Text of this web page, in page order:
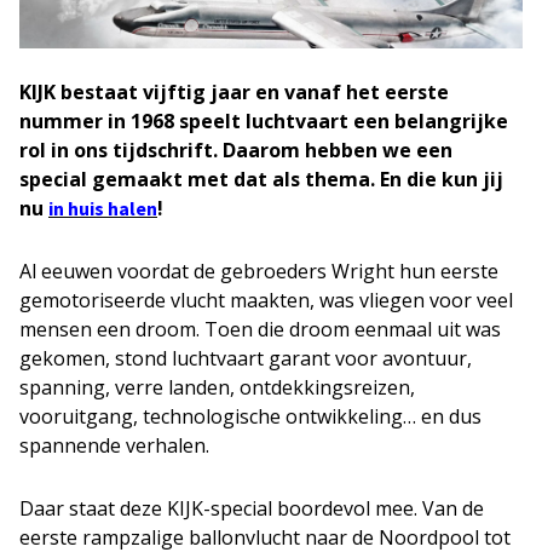
KIJK bestaat vijftig jaar en vanaf het eerste
nummer in 1968 speelt luchtvaart een belangrijke
rol in ons tijdschrift. Daarom hebben we een
special gemaakt met dat als thema. En die kun jij
nu in huis halen!
Al eeuwen voordat de gebroeders Wright hun eerste
gemotoriseerde vlucht maakten, was vliegen voor veel
mensen een droom. Toen die droom eenmaal uit was
gekomen, stond luchtvaart garant voor avontuur,
spanning, verre landen, ontdekkingsreizen,
vooruitgang, technologische ontwikkeling… en dus
spannende verhalen.
Daar staat deze KIJK-special boordevol mee. Van de
eerste rampzalige ballonvlucht naar de Noordpool tot